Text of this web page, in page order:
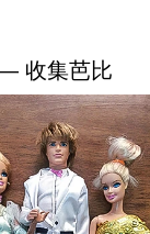
收集芭比